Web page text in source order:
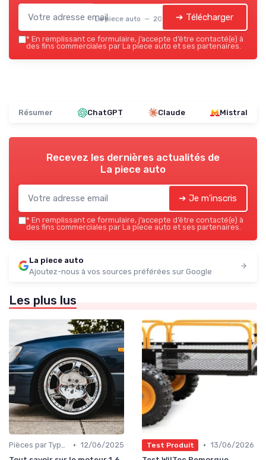
La piece auto — 2026 ➔ Télécharger
* En remplissant ce formulaire, j’accepte d’être contacté(e) à
des fins commerciales par La piece auto et ses partenaires.
Résumer ChatGPT Claude Mistral
Recevez les dernières actualités de
La piece auto
➔ Je m'inscris
* En remplissant ce formulaire, j’accepte d’être contacté(e) à
des fins commerciales par La piece auto et ses partenaires.
La piece auto
Ajoutez-nous à vos sources préférées sur Google
Les plus lus
Pièces par Type (Freins, Moteur, etc.) • 12/06/2025
Test Produit • 13/06/2026